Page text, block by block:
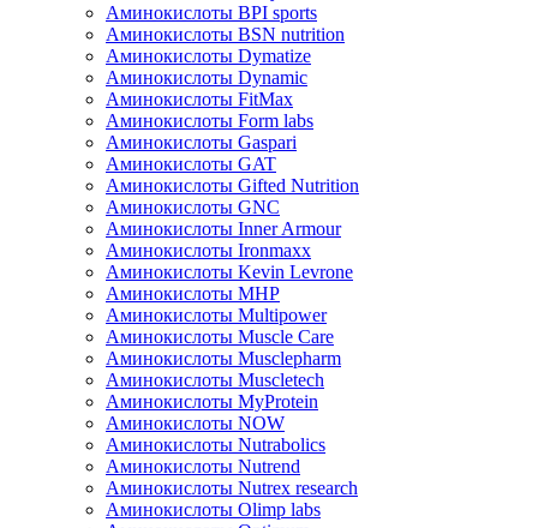
Аминокислоты BPI sports
Аминокислоты BSN nutrition
Аминокислоты Dymatize
Аминокислоты Dynamic
Аминокислоты FitMax
Аминокислоты Form labs
Аминокислоты Gaspari
Аминокислоты GAT
Аминокислоты Gifted Nutrition
Аминокислоты GNC
Аминокислоты Inner Armour
Аминокислоты Ironmaxx
Аминокислоты Kevin Levrone
Аминокислоты MHP
Аминокислоты Multipower
Аминокислоты Muscle Care
Аминокислоты Musclepharm
Аминокислоты Muscletech
Аминокислоты MyProtein
Аминокислоты NOW
Аминокислоты Nutrabolics
Аминокислоты Nutrend
Аминокислоты Nutrex research
Аминокислоты Olimp labs